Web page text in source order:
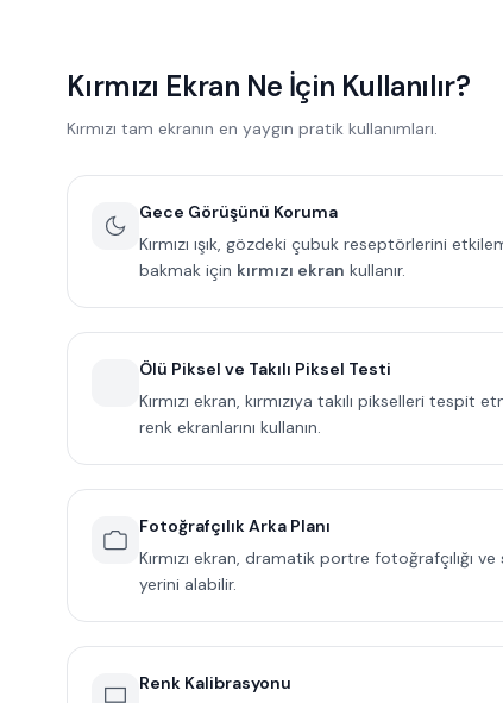
Kırmızı Ekran Ne İçin Kullanılır?
Kırmızı tam ekranın en yaygın pratik kullanımları.
Gece Görüşünü Koruma
Kırmızı ışık, gözdeki çubuk reseptörlerini
bakmak için kırmızı ekran kullanır.
Ölü Piksel ve Takılı Piksel Testi
Kırmızı ekran, kırmızıya takılı pikselleri
renk ekranlarını kullanın.
Fotoğrafçılık Arka Planı
Kırmızı ekran, dramatik portre fotoğrafçılığı
yerini alabilir.
Renk Kalibrasyonu